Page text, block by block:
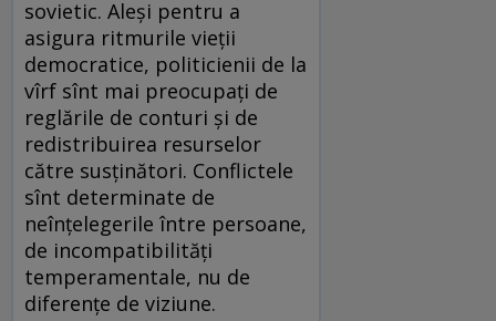
sovietic. Aleşi pentru a
asigura ritmurile vieţii
democratice, politicienii de la
vîrf sînt mai preocupaţi de
reglările de conturi şi de
redistribuirea resurselor
către susţinători. Conflictele
sînt determinate de
neînţelegerile între persoane,
de incompatibilităţi
temperamentale, nu de
diferenţe de viziune.